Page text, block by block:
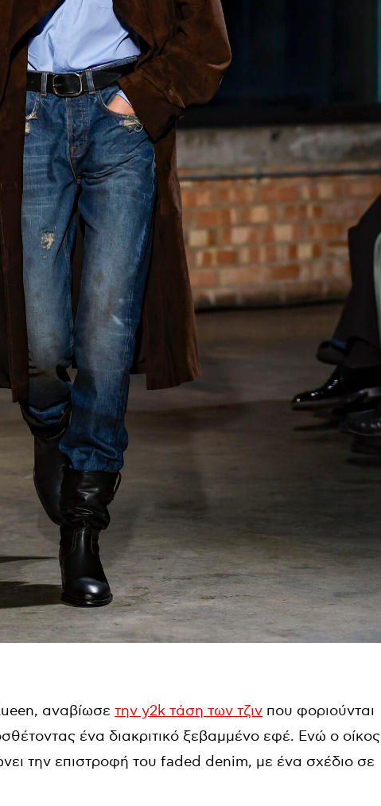
αναβίωσε την y2k τάση των τζιν που φοριούνται
ένα διακριτικό ξεβαμμένο εφέ. Ενώ ο οίκος
την επιστροφή του faded denim, με ένα σχέδιο σε